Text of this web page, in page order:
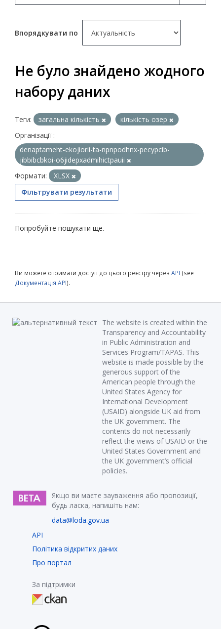
Впорядкувати по
Не було знайдено жодного
набору даних
Теги: загальна кількість
кількість озер
Організації :
denaptameht-ekojiorii-ta-npnpodhnx-pecypcib-
jibbibcbkoi-o6jidepxadmihictpauii
Формати:
XLSX
Фільтрувати результати
Попробуйте пошукати ще.
Ви можете отримати доступ до цього реєстру через API (see
Документація API).
The website is created within the
Transparency and Accountability
in Public Administration and
Services Program/TAPAS. This
website is made possible by the
generous support of the
American people through the
United States Agency for
International Development
(USAID) alongside UK aid from
the UK government. The
contents do not necessarily
reflect the views of USAID or the
United States Government and
the UK government’s official
policies.
Якщо ви маєте зауваження або пропозиції,
будь ласка, напишіть нам:
data@loda.gov.ua
API
Політика відкритих даних
Про портал
За підтримки